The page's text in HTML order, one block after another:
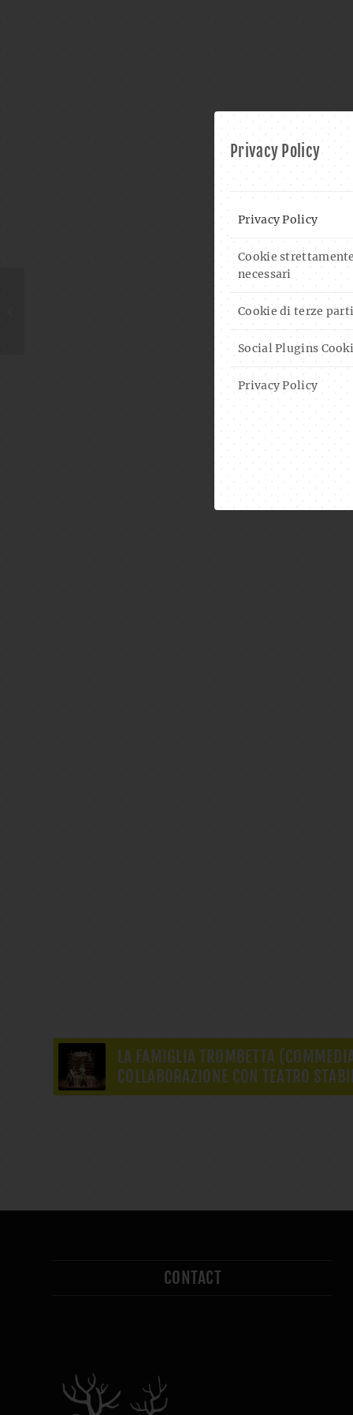
Privacy Policy
Privacy Policy
Cookie
necessari
Cookie di terze
Social Plugins
Privacy Policy
LA FAMIGLIA TROMBETTA
COLLABORAZIONE CON TEATRO
CONTACT